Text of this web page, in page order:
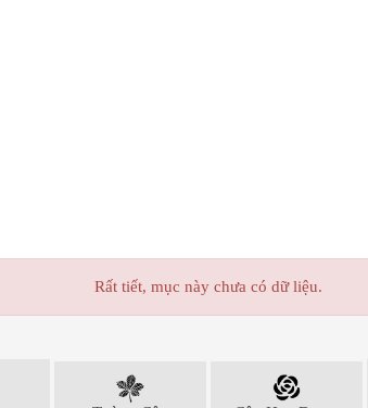
Rất tiết, mục này chưa có dữ liệu.